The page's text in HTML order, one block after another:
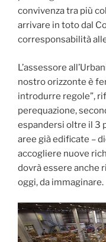
convivenza tra più
arrivare in toto dal
corresponsabilità
L’assessore
nostro orizzonte è
introdurre regole”,
perequazione,
espandersi oltre il 3
aree già edificate –
accogliere nuove
dovrà essere anche
oggi, da immaginare.